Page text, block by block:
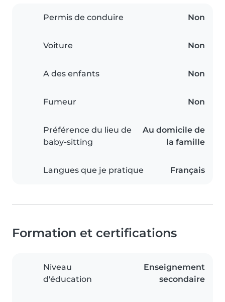
Permis de conduire Non
Voiture Non
A des enfants Non
Fumeur Non
Préférence du lieu de
baby-sitting
Au domicile de
la famille
Langues que je pratique Français
Formation et certifications
Niveau
d'éducation
Enseignement
secondaire